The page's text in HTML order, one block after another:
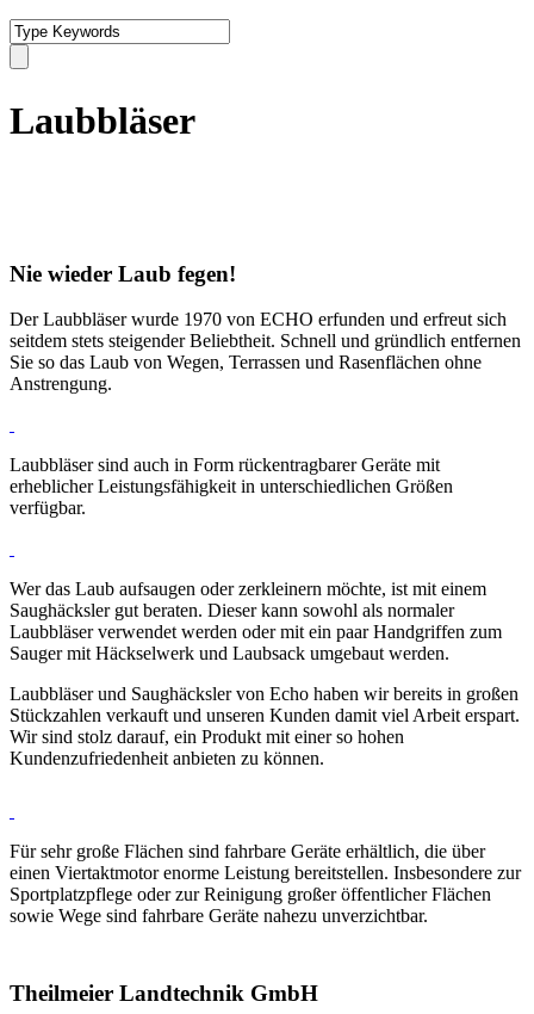
Laubbläser
Nie wieder Laub fegen!
Der Laubbläser wurde 1970 von ECHO erfunden und erfreut sich
seitdem stets steigender Beliebtheit. Schnell und gründlich entfernen
Sie so das Laub von Wegen, Terrassen und Rasenflächen ohne
Anstrengung.
Laubbläser sind auch in Form rückentragbarer Geräte mit
erheblicher Leistungsfähigkeit in unterschiedlichen Größen
verfügbar.
Wer das Laub aufsaugen oder zerkleinern möchte, ist mit einem
Saughäcksler gut beraten. Dieser kann sowohl als normaler
Laubbläser verwendet werden oder mit ein paar Handgriffen zum
Sauger mit Häckselwerk und Laubsack umgebaut werden.
Laubbläser und Saughäcksler von Echo haben wir bereits in großen
Stückzahlen verkauft und unseren Kunden damit viel Arbeit erspart.
Wir sind stolz darauf, ein Produkt mit einer so hohen
Kundenzufriedenheit anbieten zu können.
Für sehr große Flächen sind fahrbare Geräte erhältlich, die über
einen Viertaktmotor enorme Leistung bereitstellen. Insbesondere zur
Sportplatzpflege oder zur Reinigung großer öffentlicher Flächen
sowie Wege sind fahrbare Geräte nahezu unverzichtbar.
Theilmeier Landtechnik GmbH